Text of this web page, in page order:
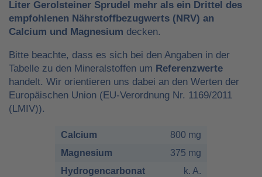
Liter Gerolsteiner Sprudel mehr als ein Drittel des
empfohlenen Nährstoffbezugwerts (NRV) an
Calcium und Magnesium decken.
Bitte beachte, dass es sich bei den Angaben in der
Tabelle zu den Mineralstoffen um Referenzwerte
handelt. Wir orientieren uns dabei an den Werten der
Europäischen Union (EU-Verordnung Nr. 1169/2011
(LMIV)).
Calcium
800 mg
Magnesium
375 mg
Hydrogencarbonat
k. A.